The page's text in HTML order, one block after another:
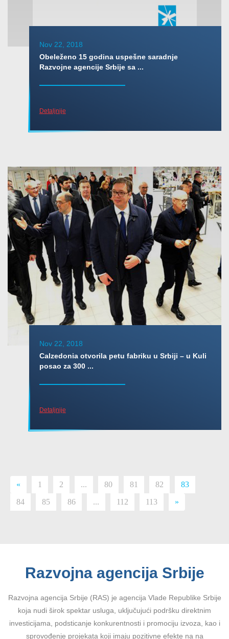
Nov 22, 2018
Obeleženo 15 godina uspešne saradnje
Razvojne agencije Srbije sa ...
Detaljnije
Nov 22, 2018
Calzedonia otvorila petu fabriku u Srbiji – u Kuli
posao za 300 ...
Detaljnije
« 1 2 ... 80 81 82
83
84
85 86 ... 112 113 »
Razvojna agencija Srbije
Razvojna agencija Srbije (RAS) je agencija Vlade Republike Srbije
koja nudi širok spektar usluga, uključujući podršku direktnim
investicijama, podsticanje konkurentnosti i promociju izvoza, kao i
sprovođenje projekata koji imaju pozitivne efekte na na